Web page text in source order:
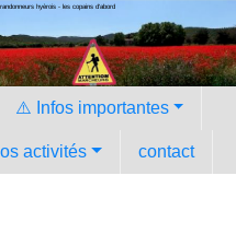
hyèrois - les copains d'abord
⚠️ Infos importantes
activités contact